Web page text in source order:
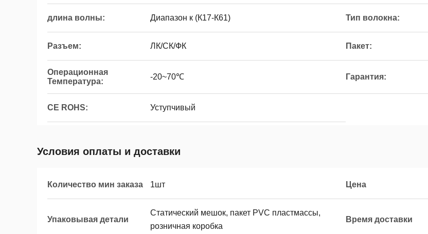
длина волны: Диапазон к (К17-К61) Тип волокна:
Разъем: ЛК/СК/ФК Пакет:
Операционная
Температура:
-20~70℃ Гарантия:
CE ROHS: Уступчивый
Условия оплаты и доставки
Количество мин заказа 1шт Цена
Упаковывая детали
Статический мешок, пакет PVC пластмассы,
розничная коробка
Время доставки